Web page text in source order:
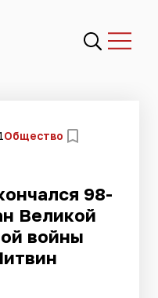
Общество
98-
Великой
войны